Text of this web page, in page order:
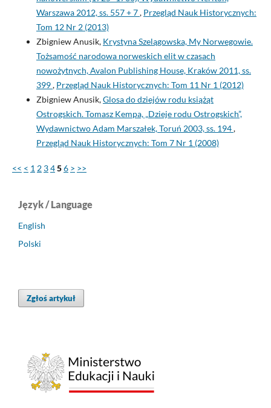
Warszawa 2012, ss. 557 + 7, Przegląd Nauk Historycznych:
Tom 12 Nr 2 (2013)
Zbigniew Anusik, Krystyna Szelągowska, My Norwegowie.
Tożsamość narodowa norweskich elit w czasach
nowożytnych, Avalon Publishing House, Kraków 2011, ss.
399, Przegląd Nauk Historycznych: Tom 11 Nr 1 (2012)
Zbigniew Anusik,Glosa do dziejów rodu książąt
Ostrogskich. Tomasz Kempa, „Dzieje rodu Ostrogskich”,
Wydawnictwo Adam Marszałek, Toruń 2003, ss. 194,
Przegląd Nauk Historycznych: Tom 7 Nr 1 (2008)
<< < 1 2 3456 > >>
Język / Language
English
Polski
Zgłoś artykuł